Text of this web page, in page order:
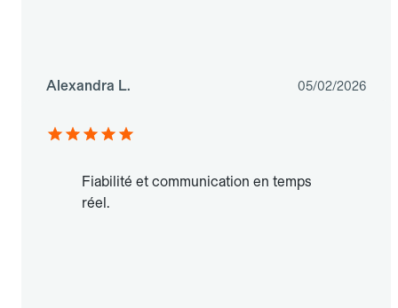
Alexandra L. 05/02/2026
Fiabilité et communication en temps
réel.